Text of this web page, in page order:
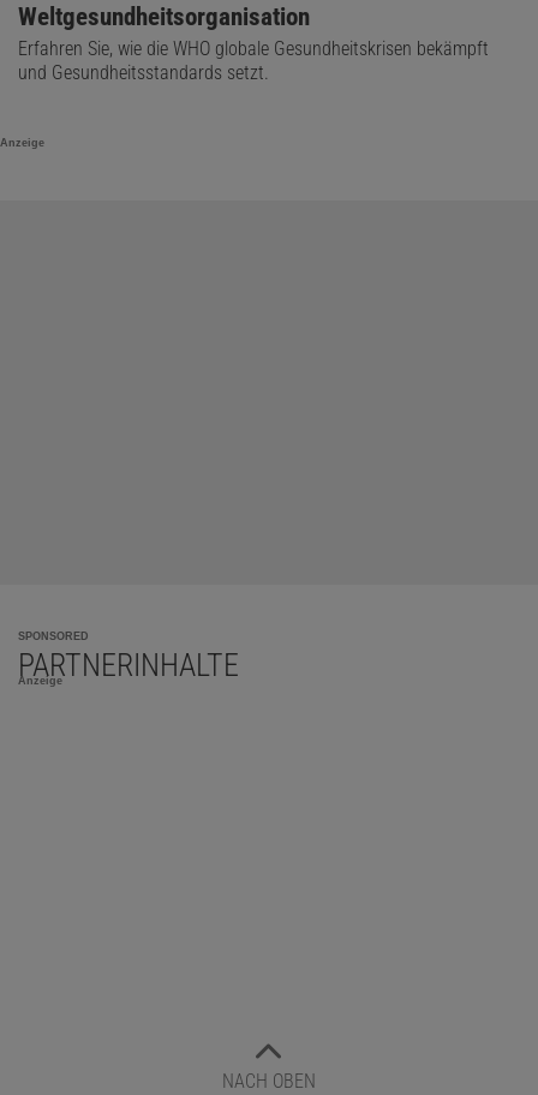
Weltgesundheitsorganisation
Erfahren Sie, wie die WHO globale Gesundheitskrisen bekämpft
und Gesundheitsstandards setzt.
Anzeige
SPONSORED
PARTNERINHALTE
Anzeige
NACH OBEN